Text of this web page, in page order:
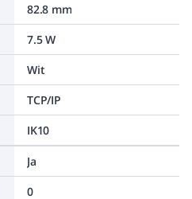
82.8 mm
7.5 W
Wit
TCP/IP
IK10
Ja
0